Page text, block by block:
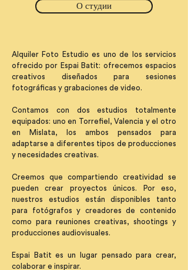
О студии
Alquiler Foto Estudio es uno de los servicios
ofrecido por Espai Batit: ofrecemos espacios
creativos diseñados para sesiones
fotográficas y grabaciones de video.
Contamos con dos estudios totalmente
equipados: uno en Torrefiel, Valencia y el otro
en Mislata, los ambos pensados para
adaptarse a diferentes tipos de producciones
y necesidades creativas.
Creemos que compartiendo creatividad se
pueden crear proyectos únicos. Por eso,
nuestros estudios están disponibles tanto
para fotógrafos y creadores de contenido
como para reuniones creativas, shootings y
producciones audiovisuales.
Espai Batit es un lugar pensado para crear,
colaborar e inspirar.